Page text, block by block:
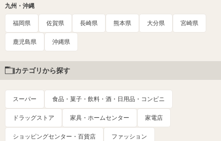
九州・沖縄
福岡県 佐賀県 長崎県 熊本県 大分県 宮崎県
鹿児島県 沖縄県
カテゴリから探す
スーパー 食品・菓子・飲料・酒・日用品・コンビニ
ドラッグストア 家具・ホームセンター 家電店
ショッピングセンター・百貨店 ファッション